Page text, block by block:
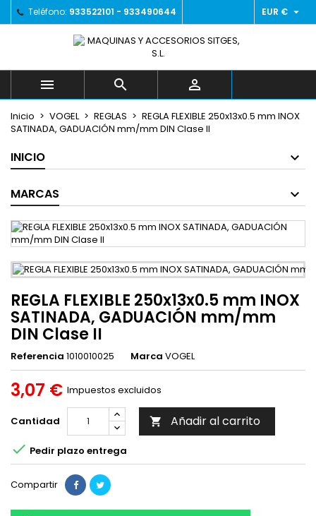
Teléfono: 933522101 - 933490644 EUR € 
  
Inicio VOGEL REGLAS
REGLA FLEXIBLE 250x13x0.5 mm INOX
SATINADA, GADUACIÓN mm/mm DIN Clase II
INICIO
MARCAS
REGLA FLEXIBLE 250x13x0.5 mm INOX
SATINADA, GADUACIÓN mm/mm
DIN Clase II
Referencia 1010010025 Marca VOGEL
3,07 € Impuestos excluidos
Cantidad  Añadir al carrito
 Pedir plazo entrega
Compartir
Añadir a la lista de deseos ×
add_circle_outline
((title)) ×
((label))
Iniciar sesión ×
((cancelText)) ((loginText))